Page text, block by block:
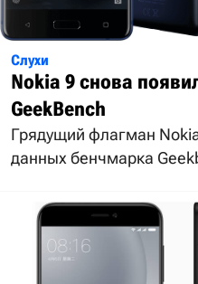
Слухи
Nokia 9 снова
GeekBench
Грядущий флагман
данных бенчмарка